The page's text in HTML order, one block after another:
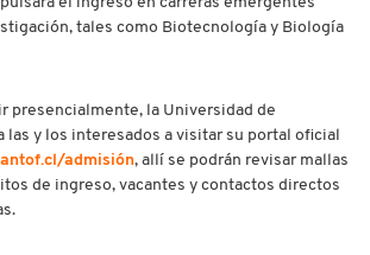
tales como Biotecnología y Biología
presencialmente, la Universidad de
las y los interesados a visitar su portal oficial
admisión, allí se podrán revisar mallas
de ingreso, vacantes y contactos directos